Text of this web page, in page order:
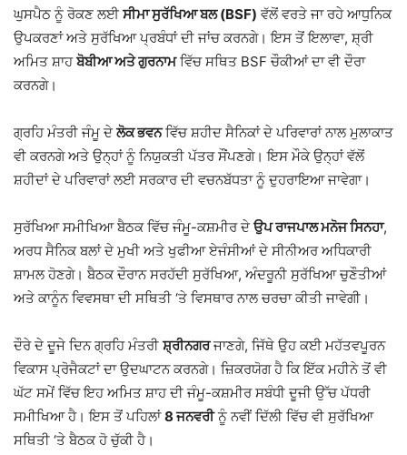
ਘੁਸਪੈਠ ਨੂੰ ਰੋਕਣ ਲਈਸੀਮਾ ਸੁਰੱਖਿਆ ਬਲ (BSF) ਵੱਲੋਂ ਵਰਤੇ ਜਾ ਰਹੇ ਆਧੁਨਿਕ
ਉਪਕਰਣਾਂ ਅਤੇ ਸੁਰੱਖਿਆ ਪ੍ਰਬੰਧਾਂ ਦੀ ਜਾਂਚ ਕਰਨਗੇ। ਇਸ ਤੋਂ ਇਲਾਵਾ, ਸ਼੍ਰੀ
ਅਮਿਤ ਸ਼ਾਹਬੋਬੀਆ ਅਤੇ ਗੁਰਨਾਮਵਿੱਚ ਸਥਿਤ BSF ਚੌਕੀਆਂ ਦਾ ਵੀ ਦੌਰਾ
ਕਰਨਗੇ।
ਗ੍ਰਹਿ ਮੰਤਰੀ ਜੰਮੂ ਦੇਲੋਕ ਭਵਨਵਿੱਚ ਸ਼ਹੀਦ ਸੈਨਿਕਾਂ ਦੇ ਪਰਿਵਾਰਾਂ ਨਾਲ ਮੁਲਾਕਾਤ
ਵੀ ਕਰਨਗੇ ਅਤੇ ਉਨ੍ਹਾਂ ਨੂੰ ਨਿਯੁਕਤੀ ਪੱਤਰ ਸੌਂਪਣਗੇ। ਇਸ ਮੌਕੇ ਉਨ੍ਹਾਂ ਵੱਲੋਂ
ਸ਼ਹੀਦਾਂ ਦੇ ਪਰਿਵਾਰਾਂ ਲਈ ਸਰਕਾਰ ਦੀ ਵਚਨਬੱਧਤਾ ਨੂੰ ਦੁਹਰਾਇਆ ਜਾਵੇਗਾ।
ਸੁਰੱਖਿਆ ਸਮੀਖਿਆ ਬੈਠਕ ਵਿੱਚ ਜੰਮੂ-ਕਸ਼ਮੀਰ ਦੇਉਪ ਰਾਜਪਾਲ ਮਨੋਜ ਸਿਨਹਾ,
ਅਰਧ ਸੈਨਿਕ ਬਲਾਂ ਦੇ ਮੁਖੀ ਅਤੇ ਖੁਫੀਆ ਏਜੰਸੀਆਂ ਦੇ ਸੀਨੀਅਰ ਅਧਿਕਾਰੀ
ਸ਼ਾਮਲ ਹੋਣਗੇ। ਬੈਠਕ ਦੌਰਾਨ ਸਰਹੱਦੀ ਸੁਰੱਖਿਆ, ਅੰਦਰੂਨੀ ਸੁਰੱਖਿਆ ਚੁਣੌਤੀਆਂ
ਅਤੇ ਕਾਨੂੰਨ ਵਿਵਸਥਾ ਦੀ ਸਥਿਤੀ ‘ਤੇ ਵਿਸਥਾਰ ਨਾਲ ਚਰਚਾ ਕੀਤੀ ਜਾਵੇਗੀ।
ਦੌਰੇ ਦੇ ਦੂਜੇ ਦਿਨ ਗ੍ਰਹਿ ਮੰਤਰੀਸ਼੍ਰੀਨਗਰਜਾਣਗੇ, ਜਿੱਥੇ ਉਹ ਕਈ ਮਹੱਤਵਪੂਰਨ
ਵਿਕਾਸ ਪ੍ਰੋਜੈਕਟਾਂ ਦਾ ਉਦਘਾਟਨ ਕਰਨਗੇ। ਜ਼ਿਕਰਯੋਗ ਹੈ ਕਿ ਇੱਕ ਮਹੀਨੇ ਤੋਂ ਵੀ
ਘੱਟ ਸਮੇਂ ਵਿੱਚ ਇਹ ਅਮਿਤ ਸ਼ਾਹ ਦੀ ਜੰਮੂ-ਕਸ਼ਮੀਰ ਸਬੰਧੀ ਦੂਜੀ ਉੱਚ ਪੱਧਰੀ
ਸਮੀਖਿਆ ਹੈ। ਇਸ ਤੋਂ ਪਹਿਲਾਂ8 ਜਨਵਰੀਨੂੰ ਨਵੀਂ ਦਿੱਲੀ ਵਿੱਚ ਵੀ ਸੁਰੱਖਿਆ
ਸਥਿਤੀ ‘ਤੇ ਬੈਠਕ ਹੋ ਚੁੱਕੀ ਹੈ।